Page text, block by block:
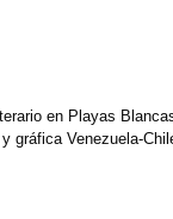
en Playas
gráfica Venezuela-